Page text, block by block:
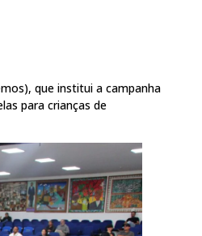
que institui a campanha
para crianças de